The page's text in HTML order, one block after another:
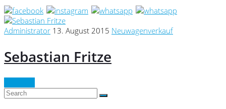
Administrator 13. August 2015 Neuwagenverkauf
Sebastian Fritze